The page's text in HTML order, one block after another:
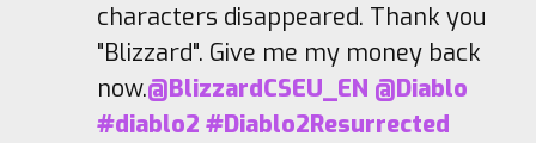
characters disappeared. Thank you
"Blizzard". Give me my money back
now.@BlizzardCSEU_EN @Diablo
#diablo2 #Diablo2Resurrected